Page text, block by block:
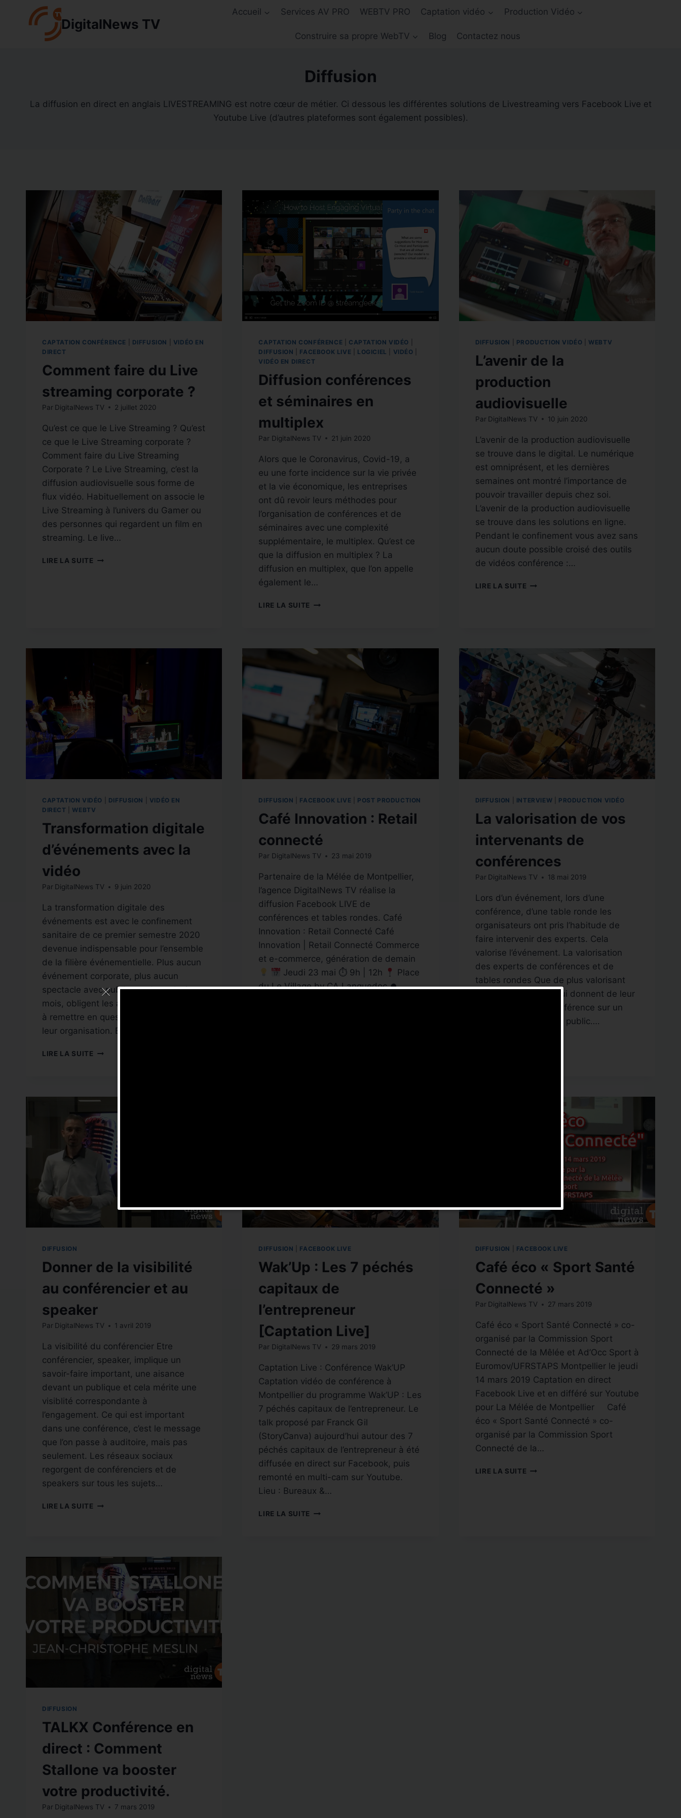
DigitalNews TV
Accueil Services AV PRO WEBTV PRO Captation vidéo Production Vidéo
Construire sa propre WebTV Blog Contactez nous
Diffusion
La diffusion en direct en anglais LIVESTREAMING est notre cœur de métier. Ci dessous les différentes solutions de Livestreaming vers Facebook Live et
Youtube Live (d’autres plateformes sont également possibles).
CAPTATION CONFÉRENCE DIFFUSION
VIDÉO EN
DIRECT
Comment faire du Live
streaming corporate ?
Par DigitalNews TV 2 juillet 2020
Qu’est ce que le Live Streaming ? Qu’est
ce que le Live Streaming corporate ?
Comment faire du Live Streaming
Corporate ? Le Live Streaming, c’est la
diffusion audiovisuelle sous forme de
flux vidéo. Habituellement on associe le
Live Streaming à l’univers du Gamer ou
des personnes qui regardent un film en
streaming. Le live…
LIRE LA SUITE COMMENT
CAPTATION CONFÉRENCE CAPTATION VIDÉO
DIFFUSION
FACEBOOK LIVE LOGICIEL VIDÉO
VIDÉO EN DIRECT
Diffusion conférences
et séminaires en
multiplex
Par DigitalNews TV 21 juin 2020
Alors que le Coronavirus, Covid-19, a
eu une forte incidence sur la vie privée
et la vie économique, les entreprises
ont dû revoir leurs méthodes pour
l’organisation de conférences et de
séminaires avec une complexité
supplémentaire, le multiplex. Qu’est ce
que la diffusion en multiplex ? La
diffusion en multiplex, que l’on appelle
également le…
LIRE LA SUITE DIFFUSION
MULTIPLEX
DIFFUSION PRODUCTION VIDÉO WEBTV
L’avenir de la
production
audiovisuelle
Par DigitalNews TV 10 juin 2020
L’avenir de la production audiovisuelle
se trouve dans le digital. Le numérique
est omniprésent, et les dernières
semaines ont montré l’importance de
pouvoir travailler depuis chez soi.
L’avenir de la production audiovisuelle
se trouve dans les solutions en ligne.
Pendant le confinement vous avez sans
aucun doute possible croisé des outils
de vidéos conférence :…
LIRE LA SUITE L’AVENIR
CAPTATION VIDÉO DIFFUSION
VIDÉO EN
DIRECT
WEBTV
Transformation digitale
d’événements avec la
vidéo
Par DigitalNews TV 9 juin 2020
La transformation digitale des
événements est avec le confinement
sanitaire de ce premier semestre 2020
devenue indispensable pour l’ensemble
de la filière événementielle. Plus aucun
événement corporate, plus aucun
spectacle avec public pendant plusieurs
mois, obligent les acteurs de ce secteur
à remettre en question leurs activités et
leur organisation. Etat des lieux de la…
LIRE LA SUITE TRANSFORMATION
DIFFUSION FACEBOOK LIVE POST PRODUCTION
Café Innovation : Retail
connecté
Par DigitalNews TV 23 mai 2019
Partenaire de la Mélée de Montpellier,
l’agence DigitalNews TV réalise la
diffusion Facebook LIVE de
conférences et tables rondes. Café
Innovation : Retail Connecté Café
Innovation | Retail Connecté Commerce
et e-commerce, génération de demain
Jeudi 23 mai ⏱ 9h | 12h
Place
du Le Village by CA Languedoc ⏺
DIFFUSION INTERVIEW PRODUCTION VIDÉO
La valorisation de vos
intervenants de
conférences
Par DigitalNews TV 18 mai 2019
Lors d’un événement, lors d’une
conférence, d’une table ronde les
organisateurs ont pris l’habitude de
faire intervenir des experts. Cela
valorise l’événement. La valorisation
des experts de conférences et de
tables rondes Que de plus valorisant
d’avoir des experts qui donnent de leur
temps à faire une conférence sur un
sujet qui passionne le public….
DIFFUSION
Donner de la visibilité
au conférencier et au
speaker
Par DigitalNews TV 1 avril 2019
La visibilité du conférencier Etre
conférencier, speaker, implique un
savoir-faire important, une aisance
devant un publique et cela mérite une
visiblité correspondante à
l’engagement. Ce qui est important
dans une conférence, c’est le message
que l’on passe à auditoire, mais pas
seulement. Les réseaux sociaux
regorgent de conférenciers et de
speakers sur tous les sujets…
LIRE LA SUITE DONNER
CONFÉRENCIER
ET
AU
SPEAKER
DIFFUSION FACEBOOK LIVE
Wak’Up : Les 7 péchés
capitaux de
l’entrepreneur
[Captation Live]
Par DigitalNews TV 29 mars 2019
Captation Live : Conférence Wak’UP
Captation vidéo de conférence à
Montpellier du programme Wak’UP : Les
7 péchés capitaux de l’entrepreneur. Le
talk proposé par Franck Gil
(StoryCanva) aujourd’hui autour des 7
péchés capitaux de l’entrepreneur à été
diffusée en direct sur Facebook, puis
remonté en multi-cam sur Youtube.
Lieu : Bureaux &…
LIRE LA SUITE WAK’UP
DIFFUSION FACEBOOK LIVE
Café éco « Sport Santé
Connecté »
Par DigitalNews TV 27 mars 2019
Café éco « Sport Santé Connecté » co-
organisé par la Commission Sport
Connecté de la Mêlée et Ad’Occ Sport à
Euromov/UFRSTAPS Montpellier le jeudi
14 mars 2019 Captation en direct
Facebook Live et en différé sur Youtube
pour La Mélée de Montpellier Café
éco « Sport Santé Connecté » co-
organisé par la Commission Sport
Connecté de la…
LIRE LA SUITE CAFÉ
DIFFUSION
TALKX Conférence en
direct : Comment
Stallone va booster
votre productivité.
Par DigitalNews TV 7 mars 2019